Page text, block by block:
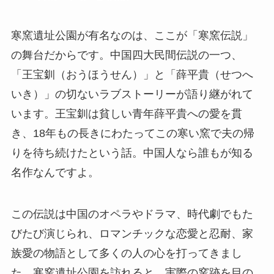
寒窯遺址公園が有名なのは、ここが「寒窯伝説」
の舞台だからです。中国四大民間伝説の一つ、
「王宝釧（おうほうせん）」と「薛平貴（せつへ
いき）」の切ないラブストーリーが語り継がれて
います。王宝釧は貧しい青年薛平貴への愛を貫
き、18年もの長きにわたってこの寒い窯で夫の帰
りを待ち続けたという話。中国人なら誰もが知る
名作なんですよ。
この伝説は中国のオペラやドラマ、時代劇でもた
びたび演じられ、ロマンチックな恋愛と忍耐、家
族愛の物語として多くの人の心を打ってきまし